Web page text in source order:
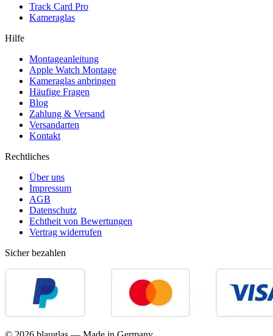
Track Card Pro
Kameraglas
Hilfe
Montageanleitung
Apple Watch Montage
Kameraglas anbringen
Häufige Fragen
Blog
Zahlung & Versand
Versandarten
Kontakt
Rechtliches
Über uns
Impressum
AGB
Datenschutz
Echtheit von Bewertungen
Vertrag widerrufen
Sicher bezahlen